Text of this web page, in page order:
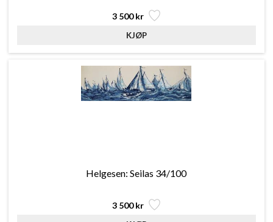
3 500 kr
Helgesen: Seilas 34/100
3 500 kr